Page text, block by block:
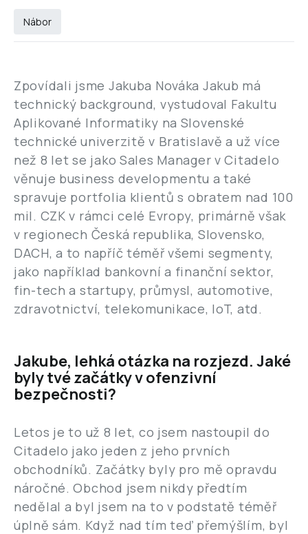
Nábor
Zpovídali jsme Jakuba Nováka Jakub má
technický background, vystudoval Fakultu
Aplikované Informatiky na Slovenské
technické univerzitě v Bratislavě a už více
než 8 let se jako Sales Manager v Citadelo
věnuje business developmentu a také
spravuje portfolia klientů s obratem nad 100
mil. CZK v rámci celé Evropy, primárně však
v regionech Česká republika, Slovensko,
DACH, a to napříč téměř všemi segmenty,
jako například bankovní a finanční sektor,
fin-tech a startupy, průmysl, automotive,
zdravotnictví, telekomunikace, IoT, atd.
Jakube, lehká otázka na rozjezd. Jaké
byly tvé začátky v ofenzivní
bezpečnosti?
Letos je to už 8 let, co jsem nastoupil do
Citadelo jako jeden z jeho prvních
obchodníků. Začátky byly pro mě opravdu
náročné. Obchod jsem nikdy předtím
nedělal a byl jsem na to v podstatě téměř
úplně sám. Když nad tím teď přemýšlím, byl